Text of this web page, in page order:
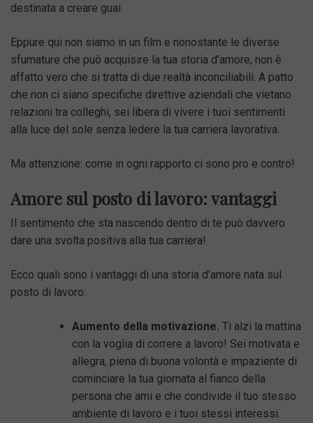
destinata a creare guai.
Eppure qui non siamo in un film e nonostante le diverse
sfumature che può acquisire la tua storia d’amore, non è
affatto vero che si tratta di due realtà inconciliabili. A patto
che non ci siano specifiche direttive aziendali che vietano
relazioni tra colleghi, sei libera di vivere i tuoi sentimenti
alla luce del sole senza ledere la tua carriera lavorativa.
Ma attenzione: come in ogni rapporto ci sono pro e contro!
Amore sul posto di lavoro: vantaggi
Il sentimento che sta nascendo dentro di te può davvero
dare una svolta positiva alla tua carriera!
Ecco quali sono i vantaggi di una storia d’amore nata sul
posto di lavoro:
Aumento della motivazione. Ti alzi la mattina
con la voglia di correre a lavoro! Sei motivata e
allegra, piena di buona volontà e impaziente di
cominciare la tua giornata al fianco della
persona che ami e che condivide il tuo stesso
ambiente di lavoro e i tuoi stessi interessi.